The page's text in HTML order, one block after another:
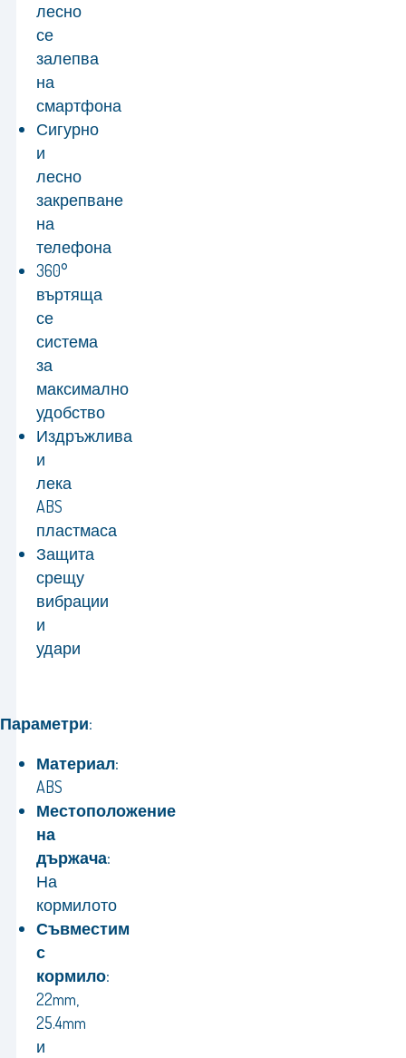
лесно
се
залепва
на
смартфона
Сигурно
и
лесно
закрепване
на
телефона
360°
въртяща
се
система
за
максимално
удобство
Издръжлива
и
лека
ABS
пластмаса
Защита
срещу
вибрации
и
удари
Параметри:
Материал:
ABS
Местоположение
на
държача:
На
кормилото
Съвместим
с
кормило:
22mm,
25.4mm
и